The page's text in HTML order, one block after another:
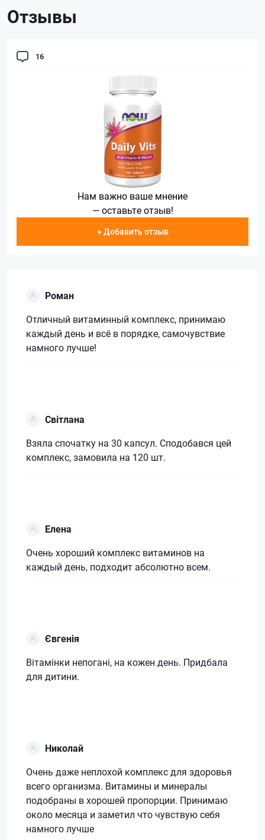
Отзывы
16
Нам важно ваше мнение
— оставьте отзыв!
+ Добавить отзыв
Роман
Отличный витаминный комплекс, принимаю
каждый день и всё в порядке, самочувствие
намного лучше!
Світлана
Взяла спочатку на 30 капсул. Сподобався цей
комплекс, замовила на 120 шт.
Елена
Очень хороший комплекс витаминов на
каждый день, подходит абсолютно всем.
Євгенія
Вітамінки непогані, на кожен день. Придбала
для дитини.
Николай
Очень даже неплохой комплекс для здоровья
всего организма. Витамины и минералы
подобраны в хорошей пропорции. Принимаю
около месяца и заметил что чувствую себя
намного лучше